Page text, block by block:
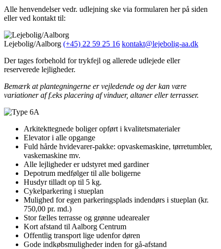
Alle henvendelser vedr. udlejning ske via formularen her på siden
eller ved kontakt til:
Lejebolig/Aalborg (+45) 22 59 25 16 kontakt@lejebolig-aa.dk
Der tages forbehold for trykfejl og allerede udlejede eller
reserverede lejligheder.
Bemærk at plantegningerne er vejledende og der kan være
variationer af f.eks placering af vinduer, altaner eller terrasser.
Arkitekttegnede boliger opført i kvalitetsmaterialer
Elevator i alle opgange
Fuld hårde hvidevarer-pakke: opvaskemaskine, tørretumbler,
vaskemaskine mv.
Alle lejligheder er udstyret med gardiner
Depotrum medfølger til alle boligerne
Husdyr tilladt op til 5 kg.
Cykelparkering i stueplan
Mulighed for egen parkeringsplads indendørs i stueplan (kr.
750,00 pr. md.)
Stor fælles terrasse og grønne udearealer
Kort afstand til Aalborg Centrum
Offentlig transport lige udenfor døren
Gode indkøbsmuligheder inden for gå-afstand